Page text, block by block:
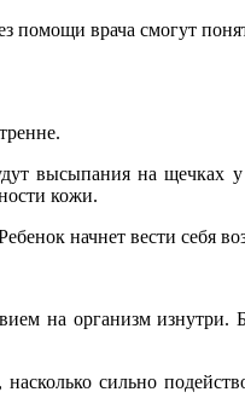
врача смогут
высыпания на щечках
кожи.
начнет вести себя
на организм
сильно